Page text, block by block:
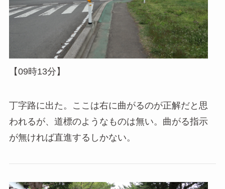
【09時13分】
丁字路に出た。ここは右に曲がるのが正解だと思
われるが、道標のようなものは無い。曲がる指示
が無ければ直進するしかない。